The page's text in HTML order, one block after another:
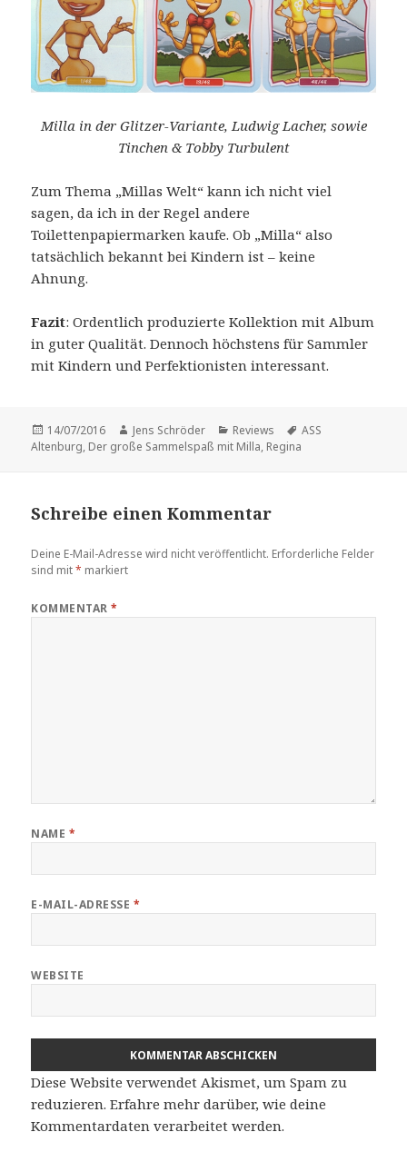
Milla in der Glitzer-Variante, Ludwig Lacher, sowie
Tinchen & Tobby Turbulent
Zum Thema „Millas Welt“ kann ich nicht viel
sagen, da ich in der Regel andere
Toilettenpapiermarken kaufe. Ob „Milla“ also
tatsächlich bekannt bei Kindern ist – keine
Ahnung.
Fazit: Ordentlich produzierte Kollektion mit Album
in guter Qualität. Dennoch höchstens für Sammler
mit Kindern und Perfektionisten interessant.
Veröffentlicht
am
14/07/2016 Autor
Jens Schröder Kategorien
Reviews Schlagwörter
ASS
Altenburg, Der große Sammelspaß mit Milla, Regina
Schreibe einen Kommentar
Deine E-Mail-Adresse wird nicht veröffentlicht. Erforderliche Felder
sind mit* markiert
KOMMENTAR*
NAME *
E-MAIL-ADRESSE *
WEBSITE
Diese Website verwendet Akismet, um Spam zu
reduzieren.Erfahre mehr darüber, wie deine
Kommentardaten verarbeitet werden.